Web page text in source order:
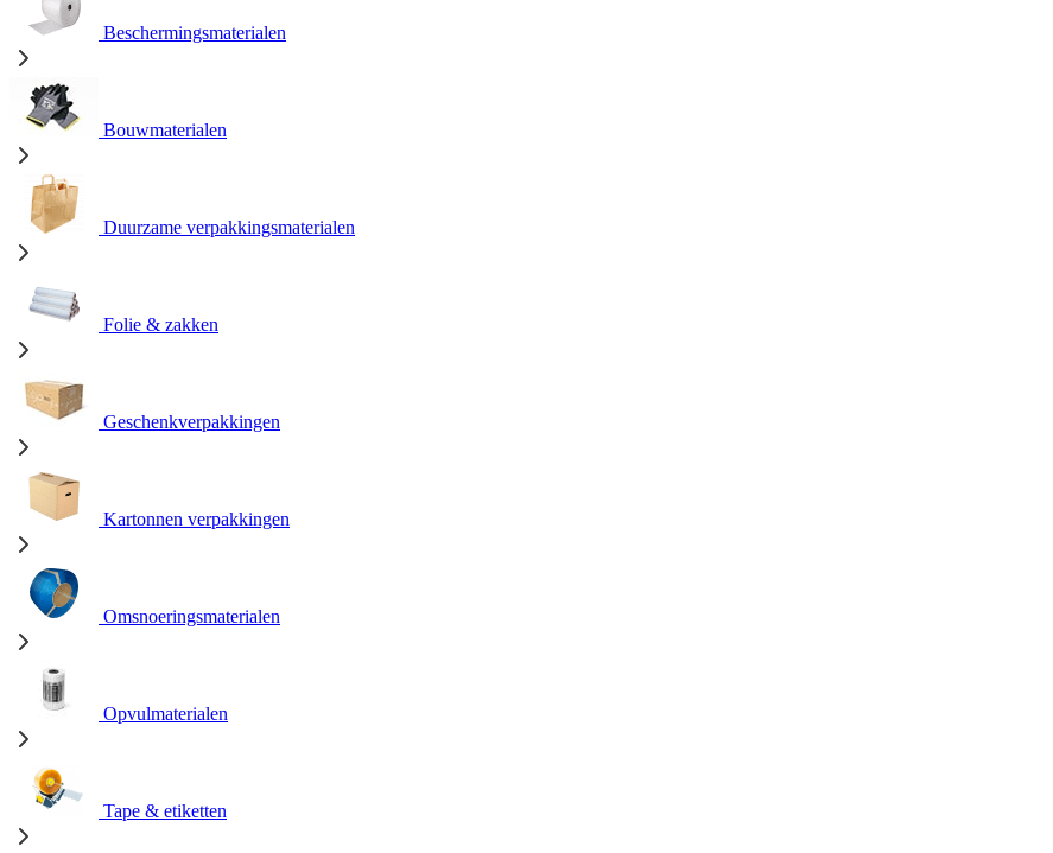
Beschermingsmaterialen
Bouwmaterialen
Duurzame verpakkingsmaterialen
Folie & zakken
Geschenkverpakkingen
Kartonnen verpakkingen
Omsnoeringsmaterialen
Opvulmaterialen
Tape & etiketten